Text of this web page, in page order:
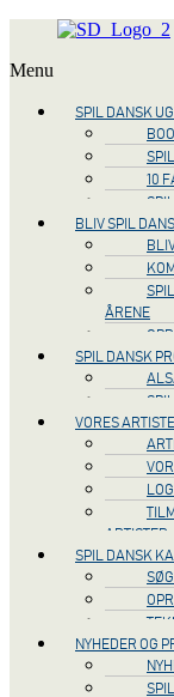
Menu
SPIL DANSK
10
BLIV SPIL
ÅRENE
SPIL DANSK
VORES
ARTISTER
SPIL DANSK
NYHEDER OG